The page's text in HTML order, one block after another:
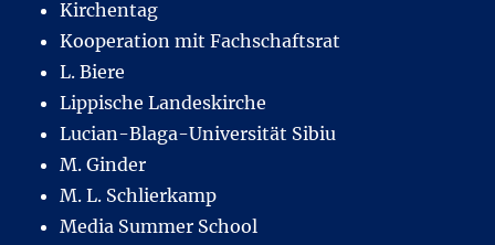
Kirchentag
Kooperation mit Fachschaftsrat
L. Biere
Lippische Landeskirche
Lucian-Blaga-Universität Sibiu
M. Ginder
M. L. Schlierkamp
Media Summer School